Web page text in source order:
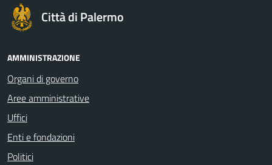
Città di Palermo
AMMINISTRAZIONE
Organi di governo
Aree amministrative
Uffici
Enti e fondazioni
Politici